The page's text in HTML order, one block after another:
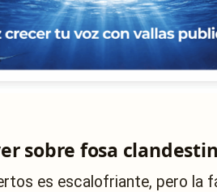
sobre fosa
es escalofriante, pero la